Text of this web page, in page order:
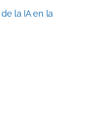
la IA en la